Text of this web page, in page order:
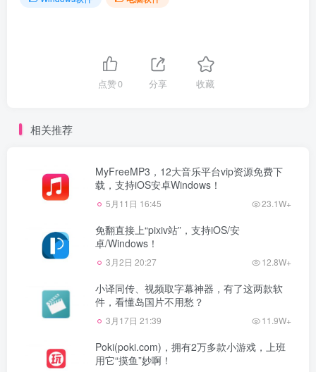
点赞0 分享 收藏
相关推荐
MyFreeMP3，12大音乐平台vip资源免费下
载，支持iOS安卓Windows！
5月11日 16:45 23.1W+
免翻直接上“pixiv站”，支持iOS/安
卓/Windows！
3月2日 20:27 12.8W+
小译同传、视频取字幕神器，有了这两款软
件，看懂岛国片不用愁？
3月17日 21:39 11.9W+
Poki(poki.com)，拥有2万多款小游戏，上班
用它“摸鱼”妙啊！